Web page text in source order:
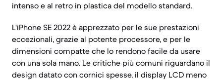
intenso e al retro in plastica del modello standard.
L'iPhone SE 2022 è apprezzato per le sue prestazioni
eccezionali, grazie al potente processore, e per le
dimensioni compatte che lo rendono facile da usare
con una sola mano. Le critiche più comuni riguardano il
design datato con cornici spesse, il display LCD meno